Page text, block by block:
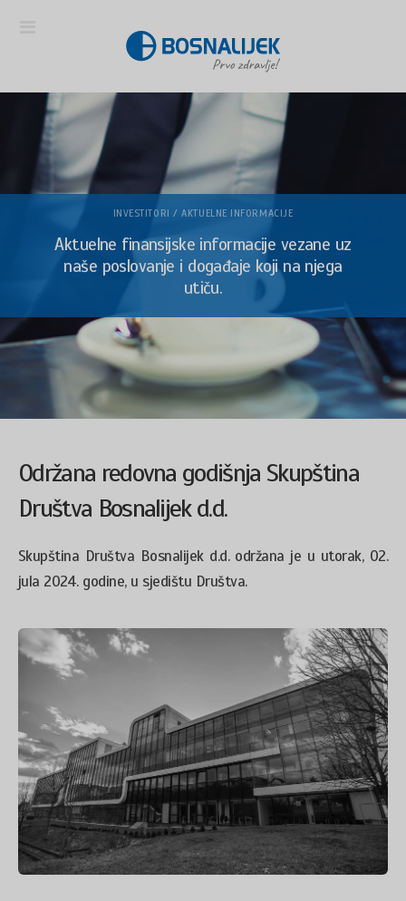
INVESTITORI / AKTUELNE INFORMACIJE
Aktuelne finansijske informacije vezane uz
naše poslovanje i događaje koji na njega
utiču.
Održana redovna godišnja Skupština
Društva Bosnalijek d.d.
Skupština Društva Bosnalijek d.d. održana je u utorak, 02.
jula 2024. godine, u sjedištu Društva.